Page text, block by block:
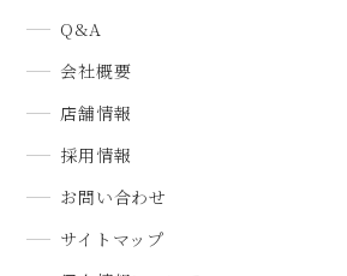
Q&A
会社概要
店舗情報
採用情報
お問い合わせ
サイトマップ